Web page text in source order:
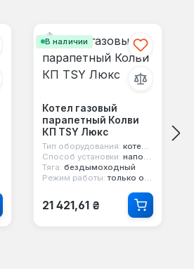
В наличии
Котел газовый
парапетный Колви
КП TSY Люкс
Тип оборудования: котел парапетный
Способ установки: напольный
Тяга: бездымоходный
Режим работы: только отопление
Обычная цена:
21 421,61 ₴